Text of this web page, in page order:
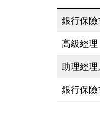
銀行保
高級經理
助理經
銀行保